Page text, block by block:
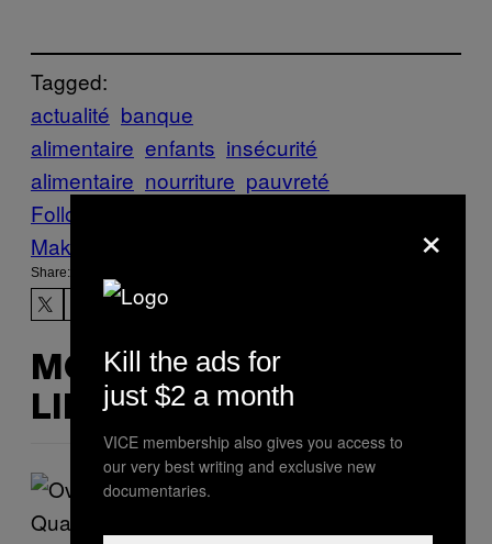
Tagged:
actualité banque
alimentaire enfants insécurité
alimentaire nourriture pauvreté
Follow Us On Discover
Make Us Preferred In Top Stories
Share:
MORE
LIKE THIS
×
Kill the ads for
just $2 a month
VICE membership also gives you access to
our very best writing and exclusive new
documentaries.